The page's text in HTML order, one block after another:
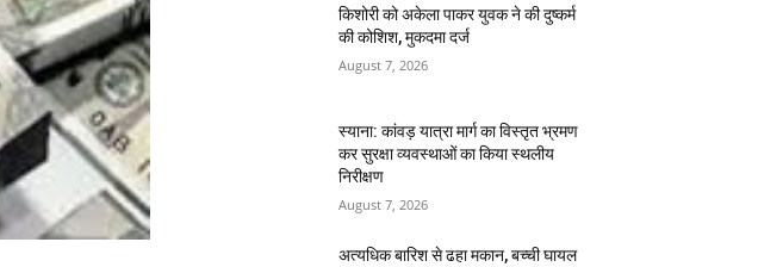
किशोरी को अकेला पाकर युवक ने की दुष्कर्म
की कोशिश, मुकदमा दर्ज
August 7, 2026
स्याना: कांवड़ यात्रा मार्ग का विस्तृत भ्रमण
कर सुरक्षा व्यवस्थाओं का किया स्थलीय
निरीक्षण
August 7, 2026
अत्यधिक बारिश से ढहा मकान, बच्ची घायल